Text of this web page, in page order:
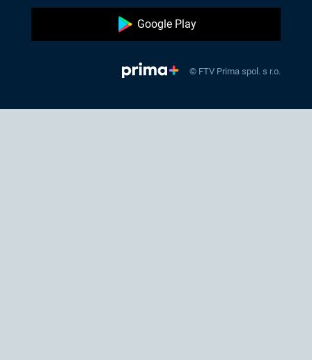
Google Play
© FTV Prima spol. s r.o.